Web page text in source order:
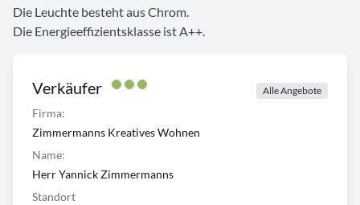
Verkäufer Alle Angebote
Firma:
Zimmermanns Kreatives Wohnen
Name:
Herr Yannick Zimmermanns
Standort
Die Leuchte besteht aus Chrom.
Die Energieeffizientsklasse ist A++.